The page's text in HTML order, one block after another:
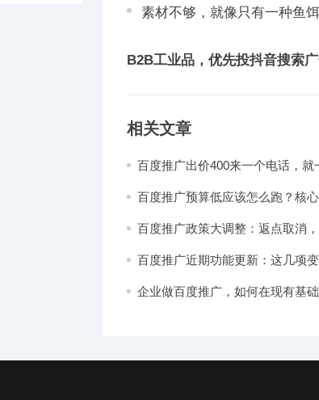
素材不够，就像只有一种鱼
B2B工业品，优先投抖音搜索
相关文章
百度推广出价400来一个电话，就
百度推广预算低应该怎么跑？核
百度推广政策大调整：返点取消
百度推广近期功能更新：这几项
企业做百度推广，如何在现有基